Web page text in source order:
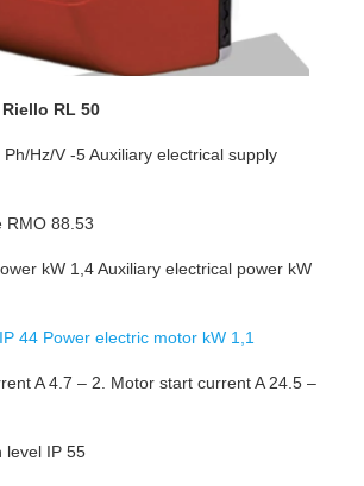
RL 50
Hz/V -5 Auxiliary electrical supply
RMO 88.53
kW 1,4 Auxiliary electrical power kW
44 Power electric motor kW 1,1
A 4.7 – 2. Motor start current A 24.5 –
level IP 55